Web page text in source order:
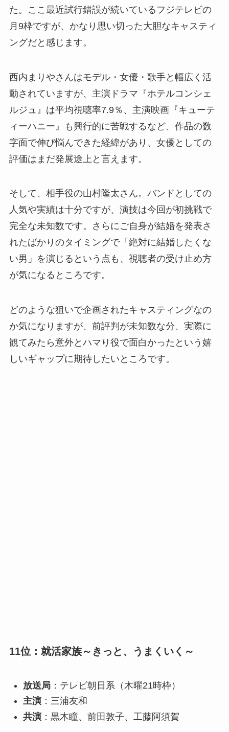
た。ここ最近試行錯誤が続いているフジテレビの
月9枠ですが、かなり思い切った大胆なキャスティ
ングだと感じます。
西内まりやさんはモデル・女優・歌手と幅広く活
動されていますが、主演ドラマ『ホテルコンシェ
ルジュ』は平均視聴率7.9％、主演映画『キューテ
ィーハニー』も興行的に苦戦するなど、作品の数
字面で伸び悩んできた経緯があり、女優としての
評価はまだ発展途上と言えます。
そして、相手役の山村隆太さん。バンドとしての
人気や実績は十分ですが、演技は今回が初挑戦で
完全な未知数です。さらにご自身が結婚を発表さ
れたばかりのタイミングで「絶対に結婚したくな
い男」を演じるという点も、視聴者の受け止め方
が気になるところです。
どのような狙いで企画されたキャスティングなの
か気になりますが、前評判が未知数な分、実際に
観てみたら意外とハマり役で面白かったという嬉
しいギャップに期待したいところです。
11位：就活家族～きっと、うまくいく～
放送局：テレビ朝日系（木曜21時枠）
主演：三浦友和
共演：黒木瞳、前田敦子、工藤阿須賀